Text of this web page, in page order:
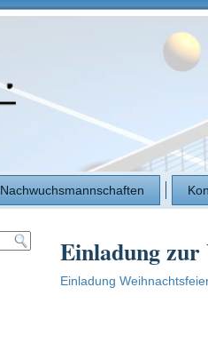
Nachwuchsmannschaften
Einladung zur
Einladung